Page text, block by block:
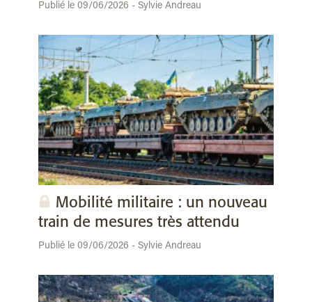
Publié le 09/06/2026 - Sylvie Andreau
Mobilité militaire : un nouveau
train de mesures très attendu
Publié le 09/06/2026 - Sylvie Andreau